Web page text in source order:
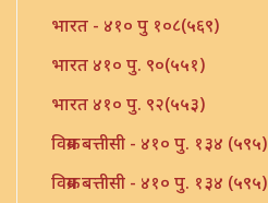
भारत - ४१० पु १०८(५६९)
भारत ४१० पु. ९०(५५१)
भारत ४१० पु. ९२(५५३)
विक्रम बत्तीसी - ४१० पु. १३४ (५९५)
विक्रम बत्तीसी - ४१० पु. १३४ (५९५)